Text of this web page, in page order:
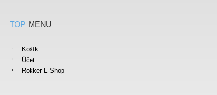
TOP MENU
Košík
Účet
Rokker E-Shop